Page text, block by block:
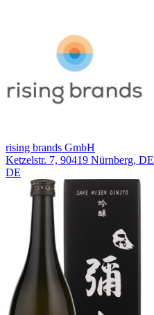
rising brands GmbH
Ketzelstr. 7, 90419 Nürnberg, DE
DE